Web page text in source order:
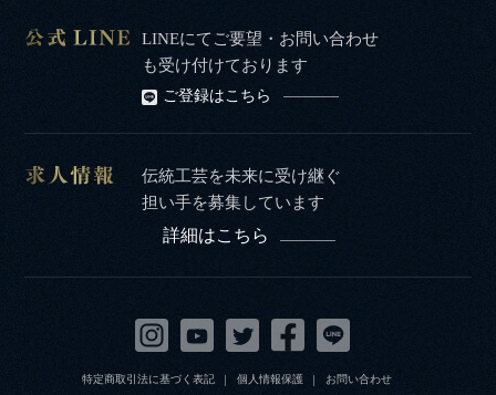
LINEにてご要望・お問い合わせ
も受け付けております
ご登録はこちら
伝統工芸を未来に受け継ぐ
担い手を募集しています
詳細はこちら
特定商取引法に基づく表記 個人情報保護 お問い合わせ